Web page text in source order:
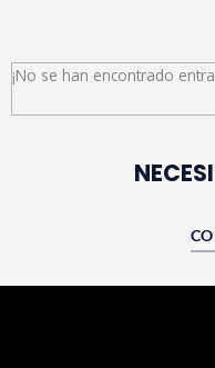
¡No se han encontrado